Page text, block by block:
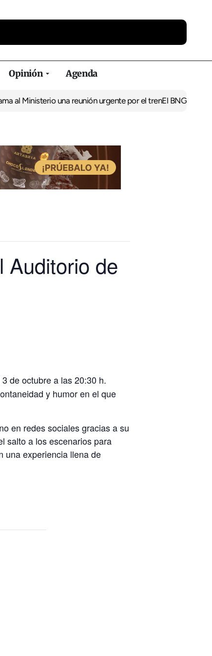
Opinión Agenda
al Ministerio una reunión urgente por el trenEl BNG exige la
Auditorio de
3 de octubre a las 20:30 h.
y humor en el que
en redes sociales gracias a su
salto a los escenarios para
una experiencia llena de